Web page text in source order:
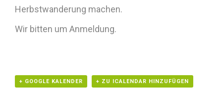
Herbstwanderung machen.
Wir bitten um Anmeldung.
+ GOOGLE KALENDER + ZU ICALENDAR HINZUFÜGEN